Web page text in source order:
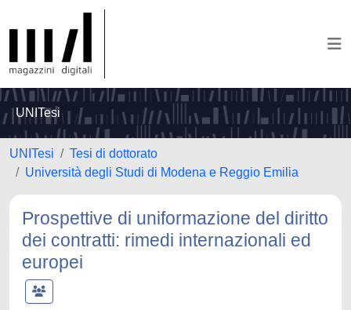
UNITesi
UNITesi
Tesi di dottorato
Università degli Studi di Modena e Reggio Emilia
Prospettive di uniformazione del diritto
dei contratti: rimedi internazionali ed
europei